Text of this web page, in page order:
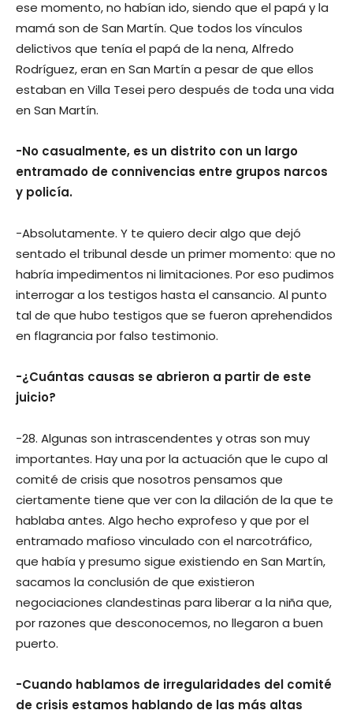
ese momento, no habían ido, siendo que el papá y la
mamá son de San Martín. Que todos los vínculos
delictivos que tenía el papá de la nena, Alfredo
Rodríguez, eran en San Martín a pesar de que ellos
estaban en Villa Tesei pero después de toda una vida
en San Martín.
-No casualmente, es un distrito con un largo
entramado de connivencias entre grupos narcos
y policía.
-Absolutamente. Y te quiero decir algo que dejó
sentado el tribunal desde un primer momento: que no
habría impedimentos ni limitaciones. Por eso pudimos
interrogar a los testigos hasta el cansancio. Al punto
tal de que hubo testigos que se fueron aprehendidos
en flagrancia por falso testimonio.
-¿Cuántas causas se abrieron a partir de este
juicio?
-28. Algunas son intrascendentes y otras son muy
importantes. Hay una por la actuación que le cupo al
comité de crisis que nosotros pensamos que
ciertamente tiene que ver con la dilación de la que te
hablaba antes. Algo hecho exprofeso y que por el
entramado mafioso vinculado con el narcotráfico,
que había y presumo sigue existiendo en San Martín,
sacamos la conclusión de que existieron
negociaciones clandestinas para liberar a la niña que,
por razones que desconocemos, no llegaron a buen
puerto.
-Cuando hablamos de irregularidades del comité
de crisis estamos hablando de las más altas